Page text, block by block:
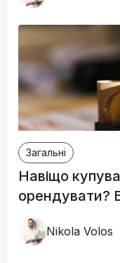
Загальні
Навіщо
орендувати?
RENT
Nikola Volos